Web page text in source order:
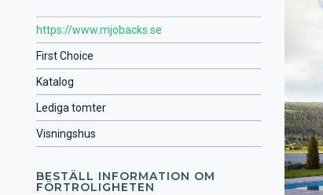
https://www.mjobacks.se
First Choice
Katalog
Lediga tomter
Visningshus
BESTÄLL INFORMATION OM
FÖRTROLIGHETEN